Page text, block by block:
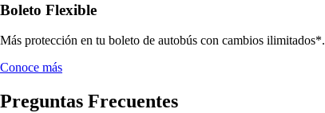
Boleto Flexible
Más protección en tu boleto de autobús con cambios ilimitados*.
Conoce más
Preguntas Frecuentes